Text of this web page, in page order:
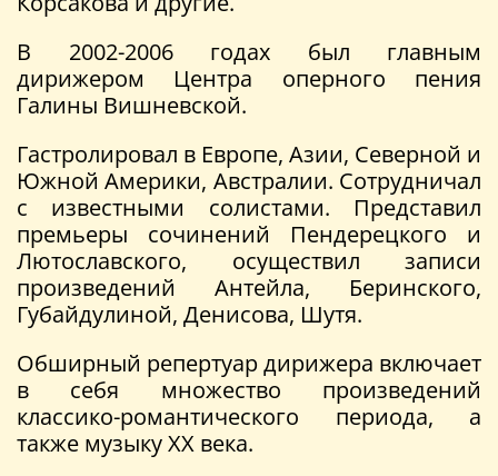
В 2002-2006 годах был главным
дирижером Центра оперного пения
Галины Вишневской.
Гастролировал в Европе, Азии, Северной и
Южной Америки, Австралии. Сотрудничал
с известными солистами. Представил
премьеры сочинений Пендерецкого и
Лютославского, осуществил записи
произведений Антейла, Беринского,
Губайдулиной, Денисова, Шутя.
Обширный репертуар дирижера включает
в себя множество произведений
классико-романтического периода, а
также музыку XX века.